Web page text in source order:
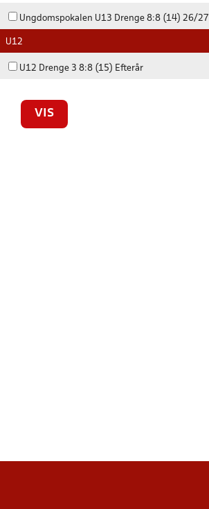
Ungdomspokalen U13 Drenge 8:8 (14) 26/27
U12
U12 Drenge 3 8:8 (15) Efterår
VIS